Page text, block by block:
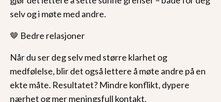
selv og i møte med andre.
🤎 Bedre relasjoner
Når du ser deg selv med større klarhet og
medfølelse, blir det også lettere å møte andre på en
ekte måte. Resultatet? Mindre konflikt, dypere
nærhet og mer meningsfull kontakt.